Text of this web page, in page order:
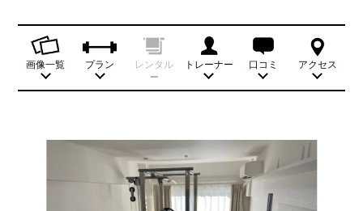
画像一覧 プラン レンタル トレーナー 口コミ アクセス